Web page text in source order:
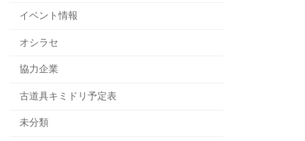
イベント情報
オシラセ
協力企業
古道具キミドリ予定表
未分類